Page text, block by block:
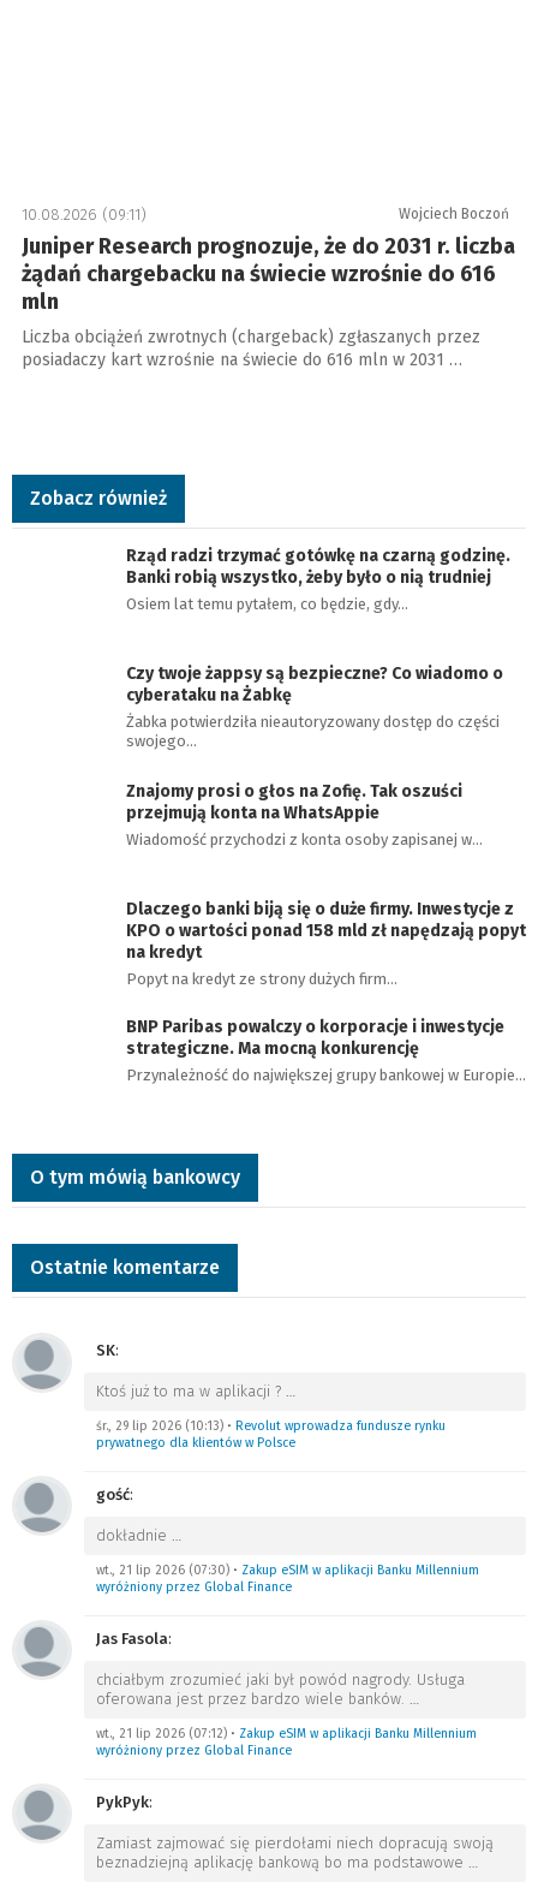
Wojciech Boczoń
10.08.2026 (09:11)
Juniper Research prognozuje, że do 2031 r. liczba
żądań chargebacku na świecie wzrośnie do 616
mln
Liczba obciążeń zwrotnych (chargeback) zgłaszanych przez
posiadaczy kart wzrośnie na świecie do 616 mln w 2031 …
Zobacz również
Rząd radzi trzymać gotówkę na czarną godzinę.
Banki robią wszystko, żeby było o nią trudniej
Osiem lat temu pytałem, co będzie, gdy…
Czy twoje żappsy są bezpieczne? Co wiadomo o
cyberataku na Żabkę
Żabka potwierdziła nieautoryzowany dostęp do części
swojego…
Znajomy prosi o głos na Zofię. Tak oszuści
przejmują konta na WhatsAppie
Wiadomość przychodzi z konta osoby zapisanej w…
Dlaczego banki biją się o duże firmy. Inwestycje z
KPO o wartości ponad 158 mld zł napędzają popyt
na kredyt
Popyt na kredyt ze strony dużych firm…
BNP Paribas powalczy o korporacje i inwestycje
strategiczne. Ma mocną konkurencję
Przynależność do największej grupy bankowej w Europie…
O tym mówią bankowcy
Ostatnie komentarze
SK:
Ktoś już to ma w aplikacji ? …
śr., 29 lip 2026 (10:13) • Revolut wprowadza fundusze rynku
prywatnego dla klientów w Polsce
gość:
dokładnie …
wt., 21 lip 2026 (07:30) • Zakup eSIM w aplikacji Banku Millennium
wyróżniony przez Global Finance
Jas Fasola:
chciałbym zrozumieć jaki był powód nagrody. Usługa
oferowana jest przez bardzo wiele banków. …
wt., 21 lip 2026 (07:12) • Zakup eSIM w aplikacji Banku Millennium
wyróżniony przez Global Finance
PykPyk:
Zamiast zajmować się pierdołami niech dopracują swoją
beznadziejną aplikację bankową bo ma podstawowe …